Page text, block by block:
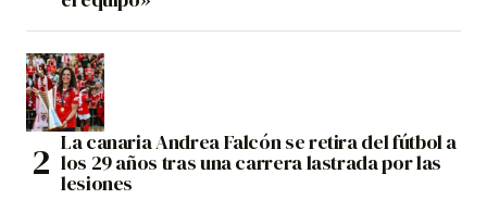
La canaria Andrea Falcón se retira del fútbol a
los 29 años tras una carrera lastrada por las
lesiones